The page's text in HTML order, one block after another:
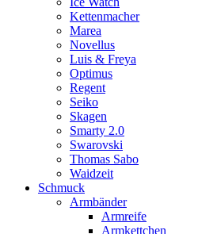
Kettenmacher
Marea
Novellus
Luis & Freya
Optimus
Regent
Seiko
Skagen
Smarty 2.0
Swarovski
Thomas Sabo
Waidzeit
Schmuck
Armbänder
Armreife
Armkettchen